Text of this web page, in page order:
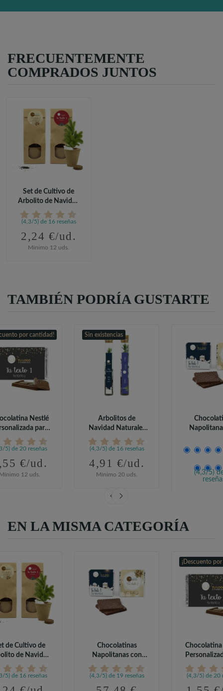
FRECUENTEMENTE
COMPRADOS JUNTOS
Set de Cultivo de
Arbolito de Navidad
en...
(4,3/5) de 16 reseñas
2,24 €/ud.
Mínimo 12 uds.
TAMBIÉN PODRÍA GUSTARTE
por cantidad!
Nestlé
para
Detalles...
5) de 20 reseñas
€/ud.
12 uds.
Sin existencias
Arbolitos de
Navidad Naturales
en Tubito de...
(4,3/5) de 16 reseñas
4,91 €/ud.
Mínimo 20 uds.
(4,3/5)
EN LA MISMA CATEGORÍA
de Cultivo de
de Navidad
en...
5) de 16 reseñas
Chocolatinas
Napolitanas con
Foto para Navidad...
(4,3/5) de 19 reseñas
¡Descuento
Chocolatina
(4,3/5) de 20